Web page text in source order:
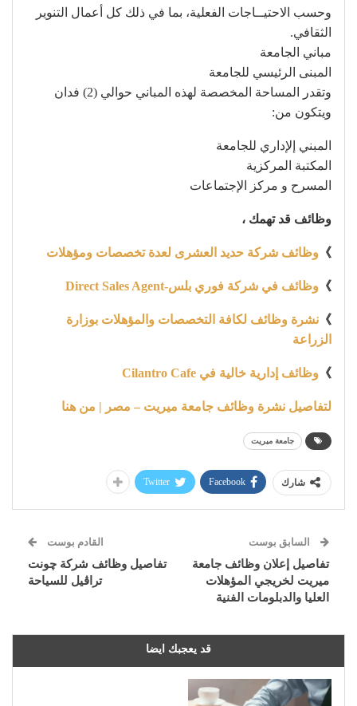
وحسب الاحتيــاجات الفعلية، بما في ذلك كل أعمال التنوير
الثقافي.
مباني الجامعة
المبنى الرئيسي للجامعة
وتقدر المساحة المخصصة لهذه المباني حوالي (2) فدان
ويتكون من:
المبني إلإداري للجامعة
المكتبة المركزية
المسرح و مركز الإجتماعات
وظائف قد تهمك ،
》 وظائف شركة حديد العشرى لعدة تخصصات ومؤهلات
》 وظائف في شركة فوري بلس-Direct Sales Agent
》 نشرة وظائف لكافة التخصصات والمؤهلات بوزارة
الزراعة
》 وظائف إدارية خالية في Cilantro Cafe
لتفاصيل نشرة وظائف جامعة ميريت – مصر | من هنا
جامعة ميريت
شارك Facebook
Twitter
السابق بوست
تفاصيل إعلان وظائف جامعة
ميريت لخريجي المؤهلات
العليا والدبلومات الفنية
القادم بوست
تفاصيل وظائف شركة چونت
تراڤيل للسياحة
قد يعجبك ايضا